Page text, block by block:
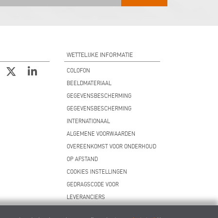
WETTELIJKE INFORMATIE
COLOFON
BEELDMATERIAAL
GEGEVENSBESCHERMING
GEGEVENSBESCHERMING
INTERNATIONAAL
ALGEMENE VOORWAARDEN
OVEREENKOMST VOOR ONDERHOUD
OP AFSTAND
COOKIES INSTELLINGEN
GEDRAGSCODE VOOR
LEVERANCIERS